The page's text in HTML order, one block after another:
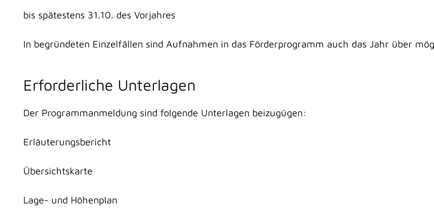
bis spätestens 31.10. des Vorjahres
In begründeten Einzelfällen sind Aufnahmen in das Förderprogramm auch das Jahr über
Erforderliche Unterlagen
Der Programmanmeldung sind folgende Unterlagen beizugügen:
Erläuterungsbericht
Übersichtskarte
Lage- und Höhenplan